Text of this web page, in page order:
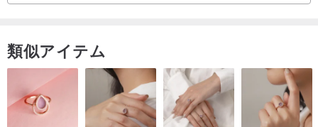
The products of huachangge jewelry are full of humanistic
flavor and historical and cultural details, with the warmth of time
and natural fragrance of human nature in the design. Every natural
crystal gemstone has its own energy. We will ask monk first light for
類似アイテム